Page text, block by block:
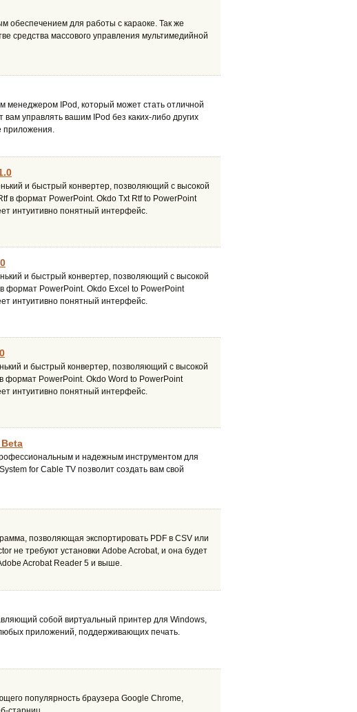
обеспечением для работы с караоке. Так же
средства массового управления мультимедийной
менеджером IPod, который может стать отличной
управлять вашим IPod без каких-либо других
приложения.
и быстрый конвертер, позволяющий с высокой
в формат PowerPoint. Okdo Txt Rtf to PowerPoint
интуитивно понятный интерфейс.
и быстрый конвертер, позволяющий с высокой
формат PowerPoint. Okdo Excel to PowerPoint
интуитивно понятный интерфейс.
и быстрый конвертер, позволяющий с высокой
формат PowerPoint. Okdo Word to PowerPoint
интуитивно понятный интерфейс.
и надежным инструментом для
for Cable TV позволит создать вам свой
позволяющая экспортировать PDF в CSV или
не требуют установки Adobe Acrobat, и она будет
Acrobat Reader 5 и выше.
собой виртуальный принтер для Windows,
приложений, поддерживающих печать.
популярность браузера Google Chrome,